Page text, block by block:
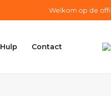
Welkom op de
Hulp Contact